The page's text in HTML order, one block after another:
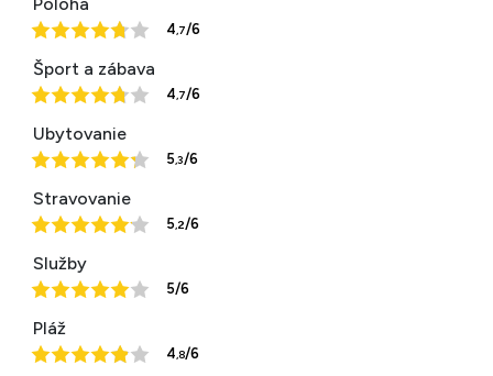
4,7/6
Šport a zábava
4,7/6
Ubytovanie
5,3/6
Stravovanie
5,2/6
Služby
5/6
Pláž
4,8/6